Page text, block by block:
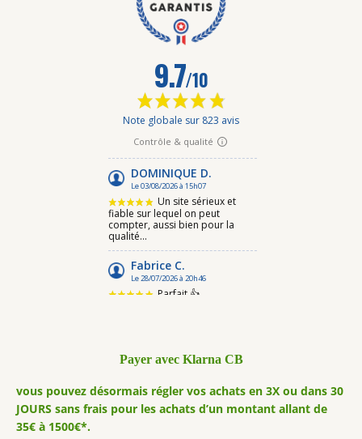
Payer avec Klarna CB
vous pouvez désormais régler vos achats en 3X ou dans 30
JOURS sans frais pour les achats d’un montant allant de
35€ à 1500€*.